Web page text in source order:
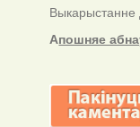
Выкарыстанне
Апошняе